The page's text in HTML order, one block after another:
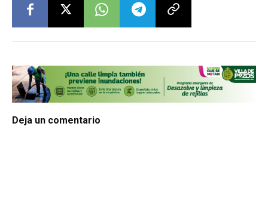
Deja un comentario